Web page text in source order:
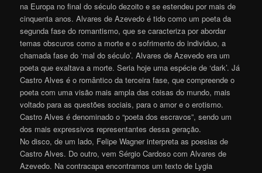
na Europa no final do século dezoito e se estendeu por mais de
cinquenta anos. Alvares de Azevedo é tido como um poeta da
segunda fase do romantismo, que se caracteriza por abordar
temas obscuros como a morte e o sofrimento do individuo, a
chamada fase do ‘mal do século’. Alvares de Azevedo era um
poeta que exaltava a morte. Seria hoje uma espécie de ‘dark’. Já
Castro Alves é o romântico da terceira fase, que compreende o
poeta com uma visão mais ampla das coisas do mundo, mais
voltado para as questões sociais, para o amor e o erotismo.
Castro Alves é denominado o “poeta dos escravos”, sendo um
dos mais expressivos representantes dessa geração.
No disco, de um lado, Felipe Wagner interpreta as poesias de
Castro Alves. Do outro, vem Sérgio Cardoso com Alvares de
Azevedo. Na contracapa encontramos um texto de Lygia